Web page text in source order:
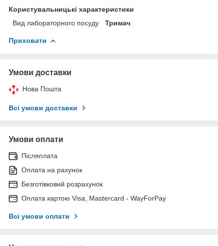
Користувальницькі характеристики
Вид лабораторного посуду
Тримач
Приховати
Умови доставки
Нова Пошта
Всі умови доставки
Умови оплати
Післяплата
Оплата на рахунок
Безготівковий розрахунок
Оплата картою Visa, Mastercard - WayForPay
Всі умови оплати